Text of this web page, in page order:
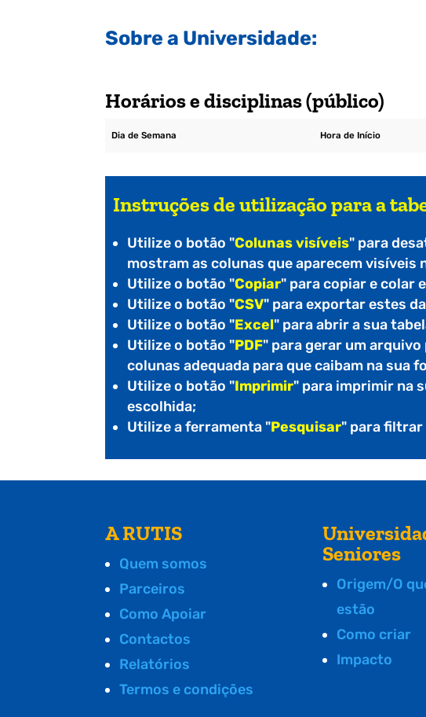
Sobre a Universidade:
Horários e disciplinas (público)
Dia de Semana Hora de Início
Instruções de utilização para a
Utilize o botão "Colunas visíveis" para
mostram as colunas que aparecem visíveis
Utilize o botão "Copiar" para copiar e colar
Utilize o botão "CSV" para exportar estes
Utilize o botão "Excel" para abrir a sua
Utilize o botão "PDF" para gerar um
colunas adequada para que caibam na sua
Utilize o botão "Imprimir" para imprimir na
escolhida;
Utilize a ferramenta "Pesquisar" para filtrar
A RUTIS
Quem somos
Parceiros
Como Apoiar
Contactos
Relatórios
Termos e condições
Seniores
Origem/O
estão
Como criar
Impacto